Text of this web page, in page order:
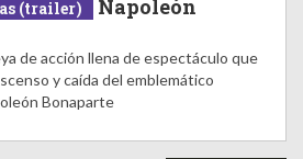
(trailer) Napoleón
de acción llena de espectáculo que
y caída del emblemático
Bonaparte